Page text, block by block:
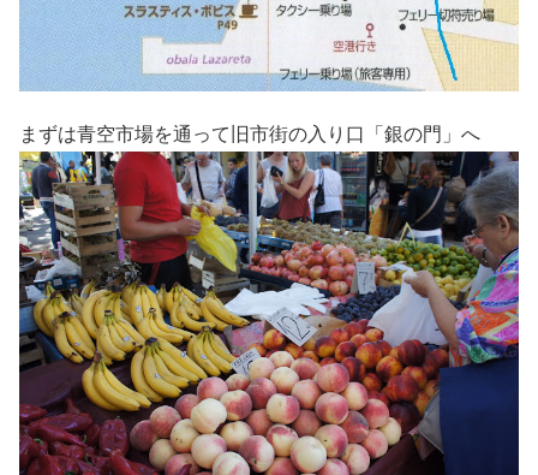
まずは青空市場を通って旧市街の入り口「銀の門」へ